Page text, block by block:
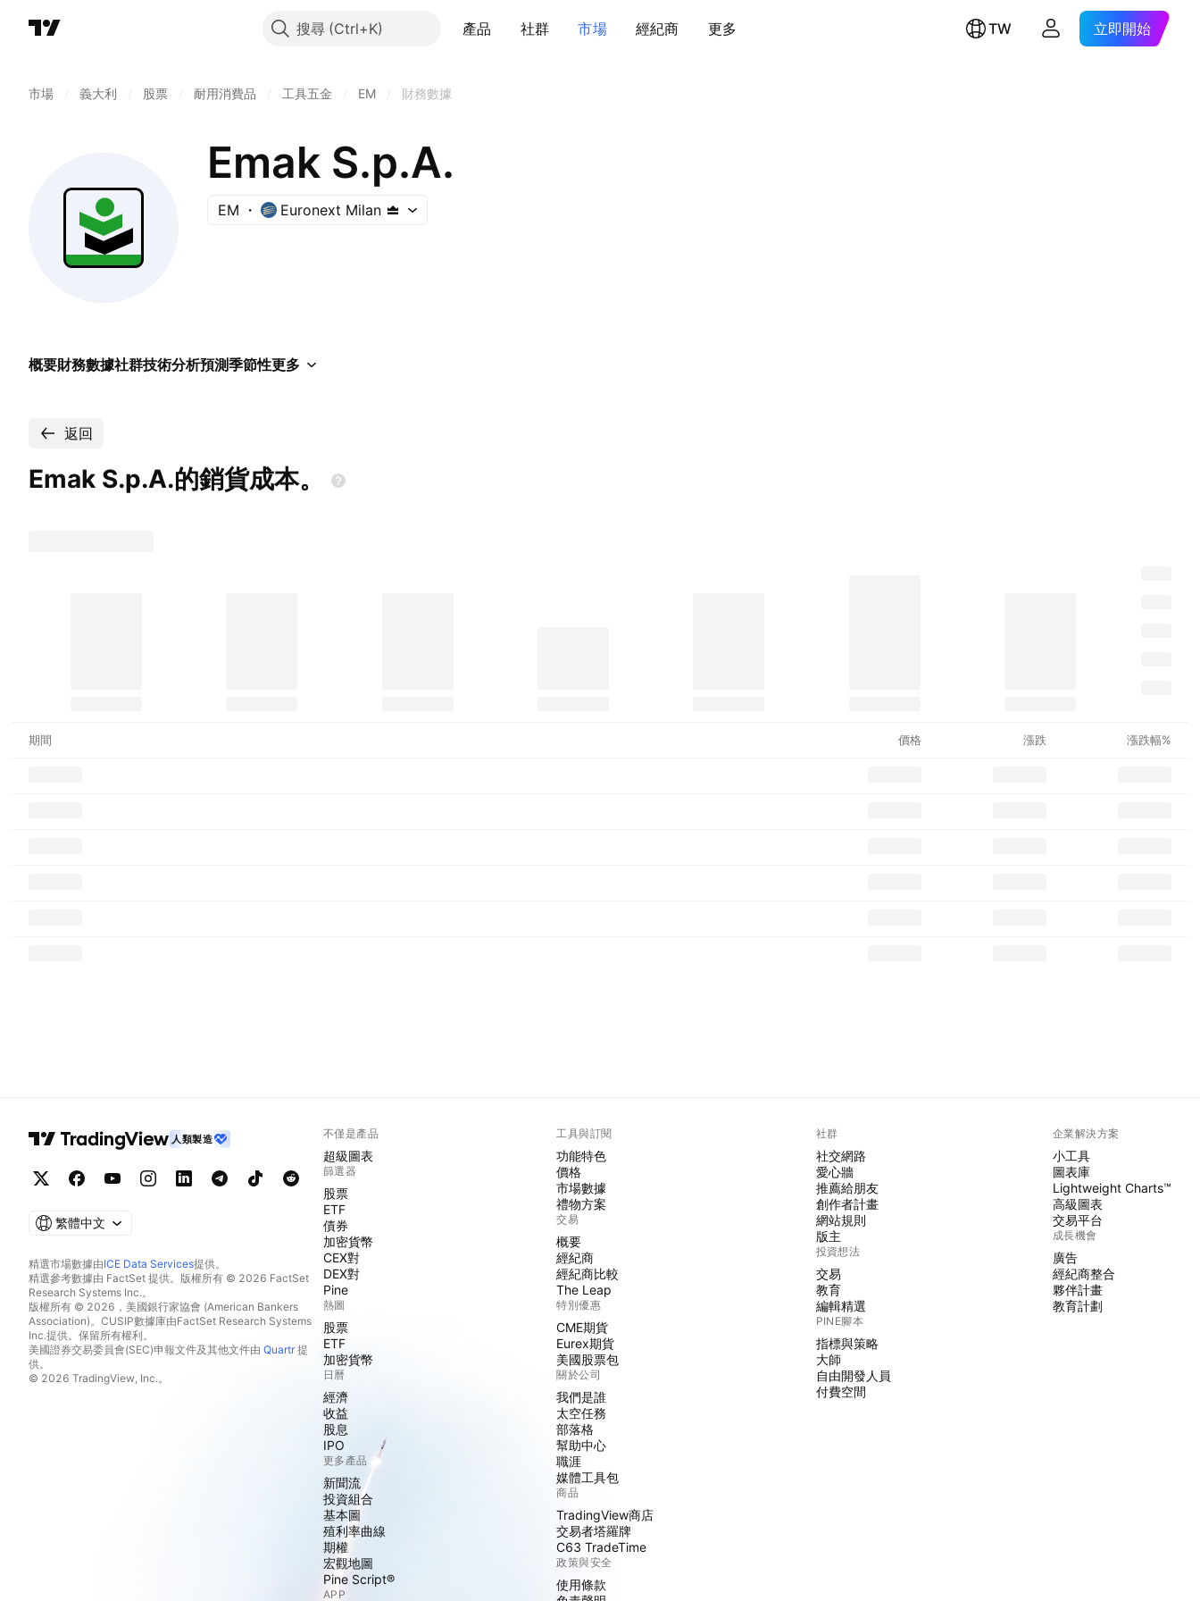
搜尋 產品 社群 市場 經紀商 更多 TW 立即開始
市場 義大利 股票 耐用消費品 工具五金 EM 財務數據
Emak S.p.A.
EM Euronext Milan
概要財務數據社群技術分析預測季節性更多
返回
Emak S.p.A.的銷貨成本。
期間 價格 漲跌 漲跌幅%
人類製造
繁體中文
精選市場數據由ICE Data Services提供。
精選參考數據由 FactSet 提供。版權所有 © 2026 FactSet
Research Systems Inc.。
版權所有 © 2026，美國銀行家協會 (American Bankers
Association)。CUSIP數據庫由FactSet Research Systems
Inc.提供。保留所有權利。
美國證券交易委員會(SEC)申報文件及其他文件由 Quartr提
供。
© 2026 TradingView, Inc.。
不僅是產品
超級圖表
篩選器
股票
ETF
債券
加密貨幣
CEX對
DEX對
Pine
熱圖
股票
ETF
加密貨幣
日曆
經濟
收益
股息
IPO
更多產品
新聞流
投資組合
基本圖
殖利率曲線
期權
宏觀地圖
Pine Script®
APP
工具與訂閱
功能特色
價格
市場數據
禮物方案
交易
概要
經紀商
經紀商比較
The Leap
特別優惠
CME期貨
Eurex期貨
美國股票包
關於公司
我們是誰
太空任務
部落格
幫助中心
職涯
媒體工具包
商品
TradingView商店
交易者塔羅牌
C63 TradeTime
政策與安全
使用條款
社群
社交網路
愛心牆
推薦給朋友
創作者計畫
網站規則
版主
投資想法
交易
教育
編輯精選
PINE腳本
指標與策略
大師
自由開發人員
付費空間
企業解決方案
小工具
圖表庫
Lightweight Charts™
高級圖表
交易平台
成長機會
廣告
經紀商整合
夥伴計畫
教育計劃